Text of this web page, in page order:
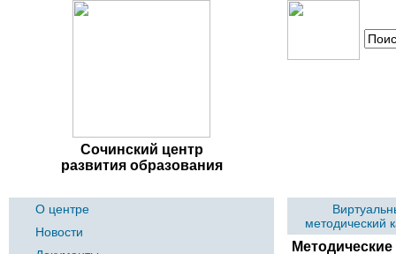
Сочинский центр
развития образования
О центре
Новости
методический